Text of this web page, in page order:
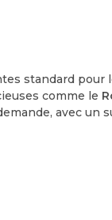
standard pour
comme le
avec un